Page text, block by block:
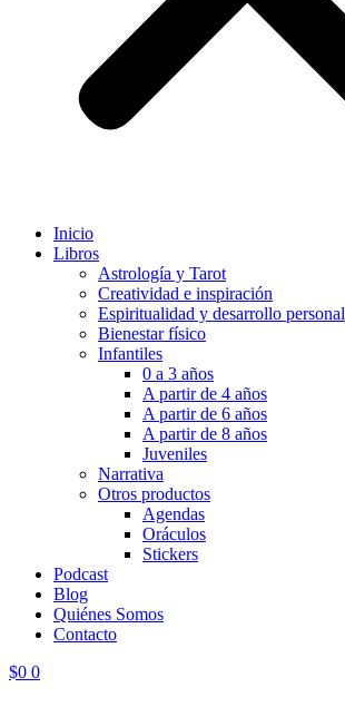
Inicio
Libros
Astrología y Tarot
Creatividad e inspiración
Espiritualidad y desarrollo personal
Bienestar físico
Infantiles
0 a 3 años
A partir de 4 años
A partir de 6 años
A partir de 8 años
Juveniles
Narrativa
Otros productos
Agendas
Oráculos
Stickers
Podcast
Blog
Quiénes Somos
Contacto
$0 0